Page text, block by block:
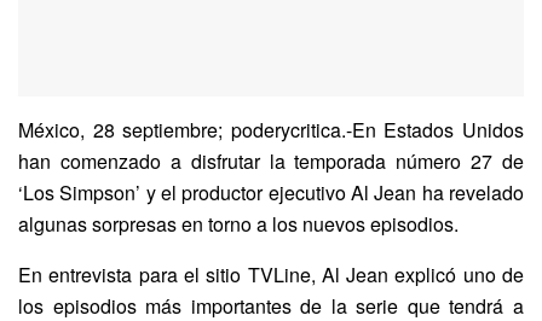
México, 28 septiembre; poderycritica.-En Estados Unidos
han comenzado a disfrutar la temporada número 27 de
‘Los Simpson’ y el productor ejecutivo Al Jean ha revelado
algunas sorpresas en torno a los nuevos episodios.
En entrevista para el sitio TVLine, Al Jean explicó uno de
los episodios más importantes de la serie que tendrá a